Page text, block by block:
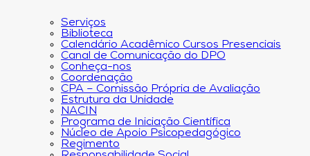
Serviços
Biblioteca
Calendário Acadêmico Cursos Presenciais
Canal de Comunicação do DPO
Conheça-nos
Coordenação
CPA – Comissão Própria de Avaliação
Estrutura da Unidade
NACIN
Programa de Iniciação Científica
Núcleo de Apoio Psicopedagógico
Regimento